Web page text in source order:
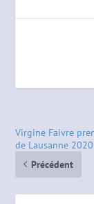
Virgine Faivre
de Lausanne 2020
Précédent